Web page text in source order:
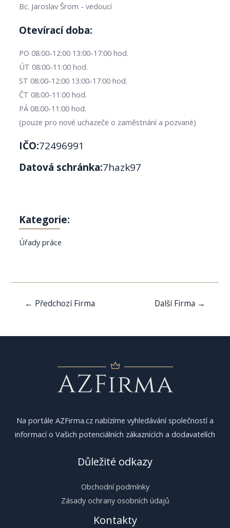
Bc. Jaroslav Šrom - vedoucí
Otevírací doba:
PO 08:00-12:00 13:00-17:00 hod.
ÚT 08:00-11:00 hod.
ST 08:00-12:00 13:00-17:00 hod.
ČT 08:00-11:00 hod.
PÁ 08:00-11:00 hod.
(pouze pro nové uchazeče o zaměstnání a pozvané)
IČO:72496991
Datová schránka:7hazk97
Kategorie:
Úřady práce
Navigace
← Předchozí Firma Další Firma →
Na portále AZFirma.cz nabízíme vyhledávání společností a
informací o Vašich potenciálních zákaznících a dodavatelích
Důležité odkazy
Obchodní podmínky
Zásady ochrany osobních údajů
Kontakty